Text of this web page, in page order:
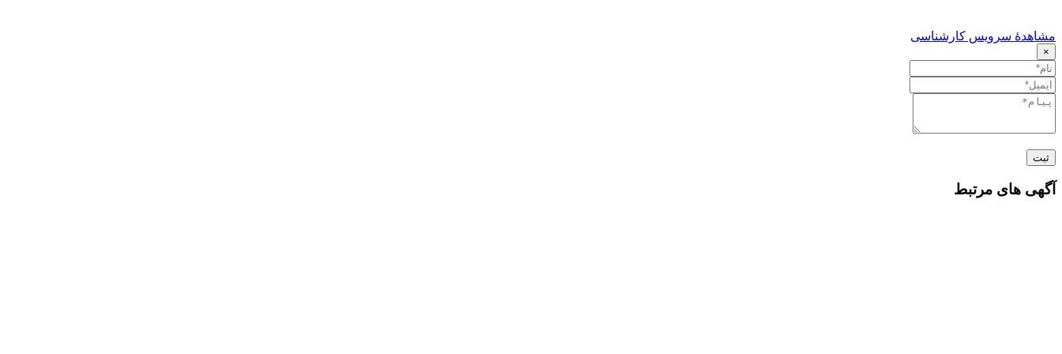
مشاهدهٔ سرویس کارشناسی
×
ثبت
آگهی های مرتبط